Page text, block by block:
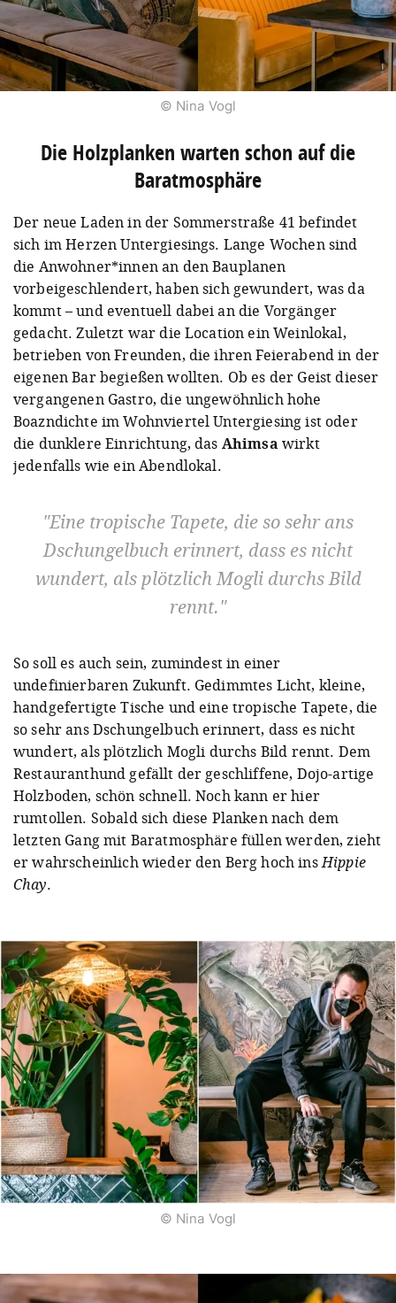
© Nina Vogl
Die Holzplanken warten schon auf die
Baratmosphäre
Der neue Laden in der Sommerstraße 41 befindet
sich im Herzen Untergiesings. Lange Wochen sind
die Anwohner*innen an den Bauplanen
vorbeigeschlendert, haben sich gewundert, was da
kommt – und eventuell dabei an die Vorgänger
gedacht. Zuletzt war die Location ein Weinlokal,
betrieben von Freunden, die ihren Feierabend in der
eigenen Bar begießen wollten. Ob es der Geist dieser
vergangenen Gastro, die ungewöhnlich hohe
Boazndichte im Wohnviertel Untergiesing ist oder
die dunklere Einrichtung, das Ahimsa wirkt
jedenfalls wie ein Abendlokal.
Eine tropische Tapete, die so sehr ans
Dschungelbuch erinnert, dass es nicht
wundert, als plötzlich Mogli durchs Bild
rennt.
So soll es auch sein, zumindest in einer
undefinierbaren Zukunft. Gedimmtes Licht, kleine,
handgefertigte Tische und eine tropische Tapete, die
so sehr ans Dschungelbuch erinnert, dass es nicht
wundert, als plötzlich Mogli durchs Bild rennt. Dem
Restauranthund gefällt der geschliffene, Dojo-artige
Holzboden, schön schnell. Noch kann er hier
rumtollen. Sobald sich diese Planken nach dem
letzten Gang mit Baratmosphäre füllen werden, zieht
er wahrscheinlich wieder den Berg hoch insHippie
Chay.
© Nina Vogl